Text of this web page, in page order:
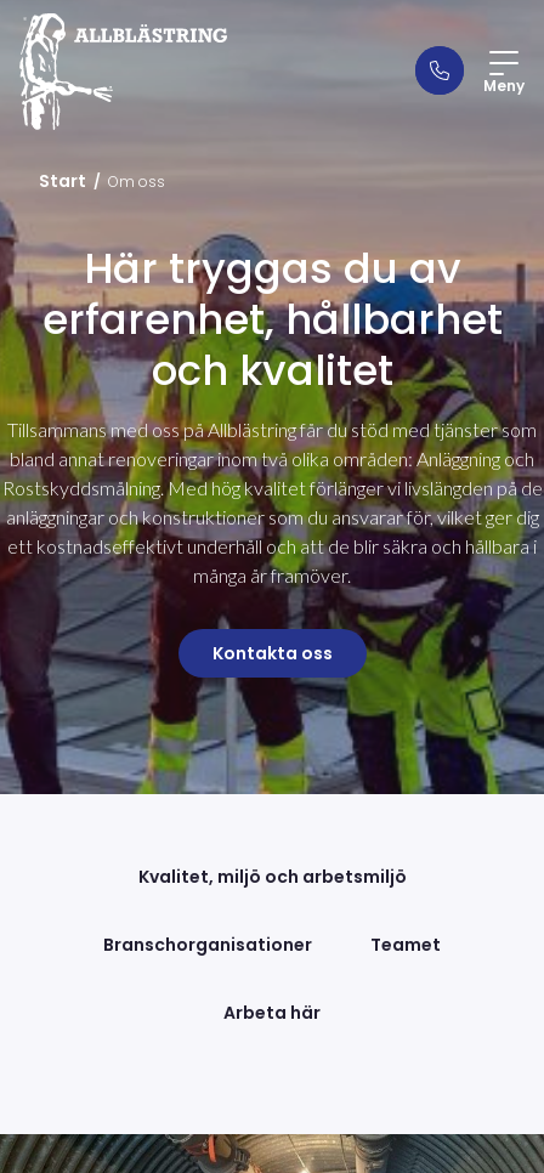
Meny
Start / Om oss
Här tryggas du av
erfarenhet, hållbarhet
och kvalitet
Tillsammans med oss på Allblästring får du stöd med tjänster som
bland annat renoveringar inom två olika områden: Anläggning och
Rostskyddsmålning. Med hög kvalitet förlänger vi livslängden på de
anläggningar och konstruktioner som du ansvarar för, vilket ger dig
ett kostnadseffektivt underhåll och att de blir säkra och hållbara i
många år framöver.
Kontakta oss
Kvalitet, miljö och arbetsmiljö
Branschorganisationer Teamet
Arbeta här